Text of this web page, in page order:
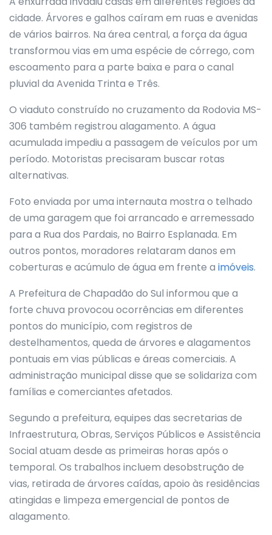
cidade. Árvores e galhos caíram em ruas e avenidas
de vários bairros. Na área central, a força da água
transformou vias em uma espécie de córrego, com
escoamento para a parte baixa e para o canal
pluvial da Avenida Trinta e Três.
O viaduto construído no cruzamento da Rodovia MS-
306 também registrou alagamento. A água
acumulada impediu a passagem de veículos por um
período. Motoristas precisaram buscar rotas
alternativas.
Foto enviada por uma internauta mostra o telhado
de uma garagem que foi arrancado e arremessado
para a Rua dos Pardais, no Bairro Esplanada. Em
outros pontos, moradores relataram danos em
coberturas e acúmulo de água em frente a imóveis.
A Prefeitura de Chapadão do Sul informou que a
forte chuva provocou ocorrências em diferentes
pontos do município, com registros de
destelhamentos, queda de árvores e alagamentos
pontuais em vias públicas e áreas comerciais. A
administração municipal disse que se solidariza com
famílias e comerciantes afetados.
Segundo a prefeitura, equipes das secretarias de
Infraestrutura, Obras, Serviços Públicos e Assistência
Social atuam desde as primeiras horas após o
temporal. Os trabalhos incluem desobstrução de
vias, retirada de árvores caídas, apoio às residências
atingidas e limpeza emergencial de pontos de
alagamento.